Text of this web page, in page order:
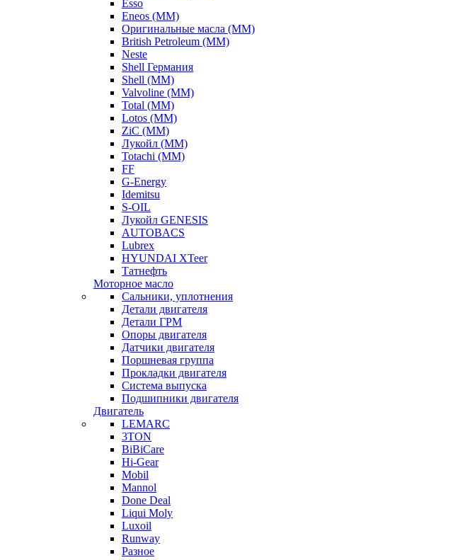
Esso
Eneos (ММ)
Оригинальные масла (ММ)
British Petroleum (ММ)
Neste
Shell Германия
Shell (ММ)
Valvoline (ММ)
Total (ММ)
Lotos (ММ)
ZiC (ММ)
Лукойл (ММ)
Totachi (MM)
FF
G-Energy
Idemitsu
S-OIL
Лукойл GENESIS
AUTOBACS
Lubrex
HYUNDAI XTeer
Татнефть
Моторное масло
Сальники, уплотнения
Детали двигателя
Детали ГРМ
Опоры двигателя
Датчики двигателя
Поршневая группа
Прокладки двигателя
Система выпуска
Подшипники двигателя
Двигатель
LEMARC
3TON
BiBiCare
Hi-Gear
Mobil
Mannol
Done Deal
Liqui Moly
Luxoil
Runway
Разное